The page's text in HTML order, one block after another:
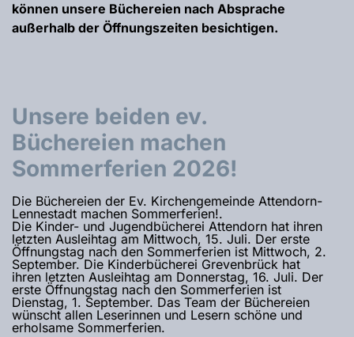
können unsere Büchereien nach Absprache
außerhalb der Öffnungszeiten besichtigen.
Unsere beiden ev.
Büchereien machen
Sommerferien 2026!
Die Büchereien der Ev. Kirchengemeinde Attendorn-
Lennestadt machen Sommerferien!.
Die Kinder- und Jugendbücherei Attendorn hat ihren
letzten Ausleihtag am Mittwoch, 15. Juli. Der erste
Öffnungstag nach den Sommerferien ist Mittwoch, 2.
September. Die Kinderbücherei Grevenbrück hat
ihren letzten Ausleihtag am Donnerstag, 16. Juli. Der
erste Öffnungstag nach den Sommerferien ist
Dienstag, 1. September. Das Team der Büchereien
wünscht allen Leserinnen und Lesern schöne und
erholsame Sommerferien.